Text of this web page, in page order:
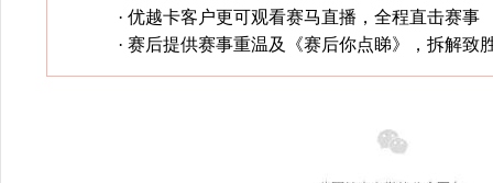
· 优越卡客户更可观看赛马直播，全程直击赛事
· 赛后提供赛事重温及《赛后你点睇》，拆解致